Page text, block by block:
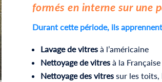
formés en interne sur une
Durant cette période, ils
Lavage de vitresà l’américaine
Nettoyage de vitresà la Française
Nettoyage des vitressur les toits,